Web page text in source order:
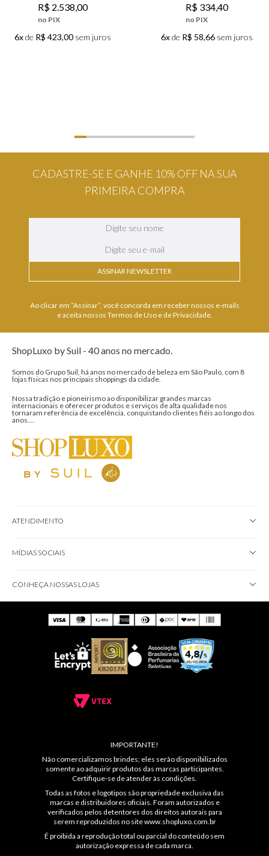
R$ 2.538,00
no PIX
6xde R$ 423,00sem juros
R$ 334,40
no PIX
6xde R$ 58,66sem juros
CADASTRE-SE E GANHE 10% OFF NA SUA
PRIMEIRA COMPRA
ASSINAR NEWSLETTER
Ao clicar em “Assinar”, você concorda em receber nossos e-mails
e aceita nossos Termos de Uso e de Privacidade.
ShopLuxo by Suil - 40 anos no mercado.
Somos do Grupo Suil, há anos no mercado de beleza em São Paulo, com 8
lojas físicas nos principais shoppings da cidade.
Nossa tradição e pioneirismo ao disponibilizar grandes marcas
internacionais e oferecer produtos e serviços de alta qualidade nos
tornaram referência de excelência, conquistando clientes fiéis ao longo dos
anos....
ATENDIMENTO
MÍDIAS SOCIAIS
CONHEÇA NOSSAS LOJAS
IMPORTANTE!
Não comercializamos brindes; eles serão disponibilizados
somente ao adquirir produtos das marcas participantes.
Certifique-se de atender às condições.
Todas as fotos e logotipos são propriedade exclusiva das
marcas e distribuidores oficiais. Foram autorizados e
verificados pelos detentores dos direitos autorais para
serem reproduzidos no sitewww.shopluxo.com.br
É proibida a reprodução total ou parcial do conteúdo sem
autorização expressa de cada marca.